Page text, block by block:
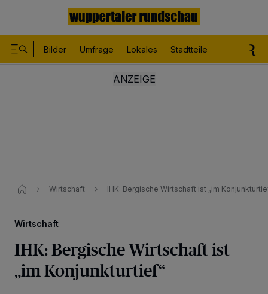
Bilder Umfrage Lokales Stadtteile
Wirtschaft IHK: Bergische Wirtschaft ist „im
Wirtschaft
IHK: Bergische Wirtschaft ist
„im Konjunkturtief“